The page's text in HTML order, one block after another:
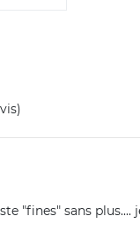
"fines" sans plus....